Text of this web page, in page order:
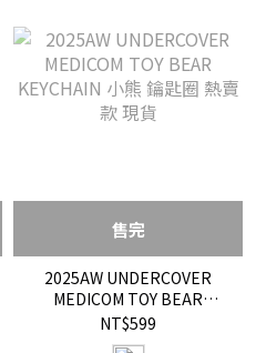
售完
2025AW UNDERCOVER
MEDICOM TOY BEAR
KEYCHAIN 小熊 鑰匙圈 熱賣
款 現貨
NT$599